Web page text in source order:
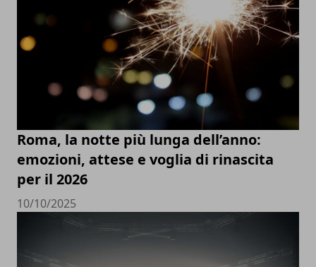
Roma, la notte più lunga dell’anno:
emozioni, attese e voglia di rinascita
per il 2026
10/10/2025